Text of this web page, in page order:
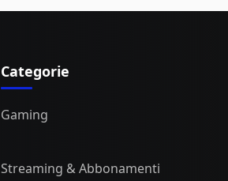
Categorie
Gaming
Streaming & Abbonamenti